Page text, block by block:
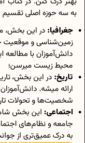
به سه حوزه اصلی
جغرافیا: در این بخش،
زمین‌شناسی و موقعیت
دانش‌آموزان با مطالعه
محیط زیست میرسن؛
تاریخ: در این بخش،
ارائه میشه.
شخصیت‌ها و تحولات
اجتماعی: این بخش
جامعه و نظام‌های
به درک عمیق‌تری از